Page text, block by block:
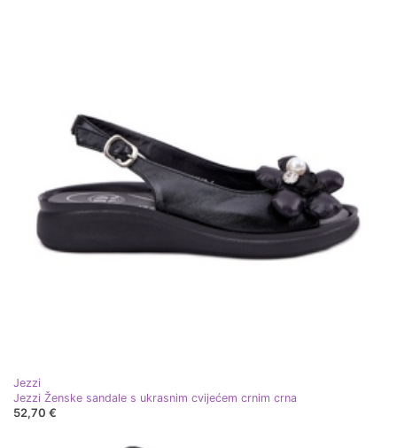
Jezzi
Jezzi Ženske sandale s ukrasnim cvijećem crnim crna
52,70 €